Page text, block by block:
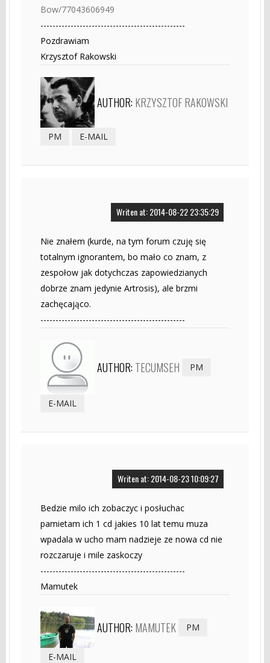
Bow/77043606949
------------------------------------------------
Pozdrawiam
Krzysztof Rakowski
AUTHOR: KRZYSZTOF RAKOWSKI
PM E-MAIL
Writen at: 2014-08-22 23:35:29
Nie znałem (kurde, na tym forum czuję się
totalnym ignorantem, bo mało co znam, z
zespołow jak dotychczas zapowiedzianych
dobrze znam jedynie Artrosis), ale brzmi
zachęcająco.
------------------------------------------------
AUTHOR: TECUMSEH PM
E-MAIL
Writen at: 2014-08-23 10:09:27
Bedzie milo ich zobaczyc i posłuchac
pamietam ich 1 cd jakies 10 lat temu muza
wpadala w ucho mam nadzieje ze nowa cd nie
rozczaruje i mile zaskoczy
------------------------------------------------
Mamutek
AUTHOR: MAMUTEK PM
E-MAIL